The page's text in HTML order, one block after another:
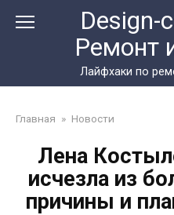
Design-
Ремонт
Лайфхаки по
Главная » Новости
Лена
исчезла из
причины и